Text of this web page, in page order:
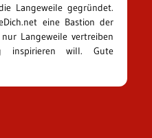
Langeweile gegründet.
eine Bastion der
Langeweile vertreiben
inspirieren will. Gute